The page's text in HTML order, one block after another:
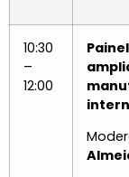
10:30
–
12:00